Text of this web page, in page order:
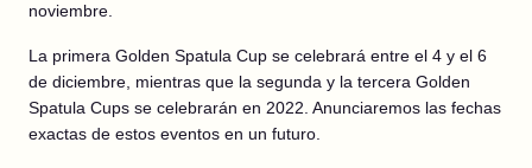
noviembre.
La primera Golden Spatula Cup se celebrará entre el 4 y el 6
de diciembre, mientras que la segunda y la tercera Golden
Spatula Cups se celebrarán en 2022. Anunciaremos las fechas
exactas de estos eventos en un futuro.